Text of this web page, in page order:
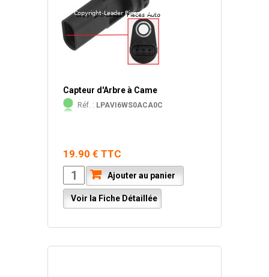
Capteur d'Arbre à Came
Réf. : LPAVI6WS0ACA0C
19.90 € TTC
Ajouter au panier
Voir la Fiche Détaillée